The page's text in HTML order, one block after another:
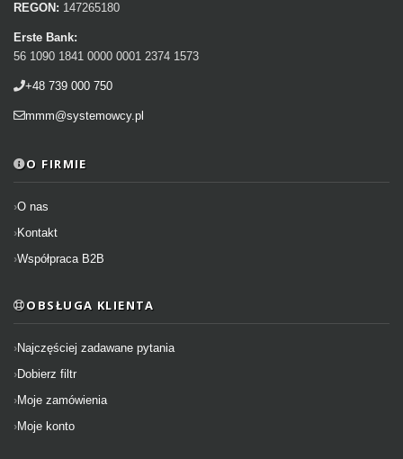
REGON: 147265180
Erste Bank:
56 1090 1841 0000 0001 2374 1573
+48 739 000 750
mmm@systemowcy.pl
O FIRMIE
O nas
Kontakt
Współpraca B2B
OBSŁUGA KLIENTA
Najczęściej zadawane pytania
Dobierz filtr
Moje zamówienia
Moje konto